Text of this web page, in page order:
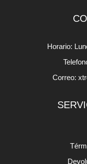
Horario:
Correo: